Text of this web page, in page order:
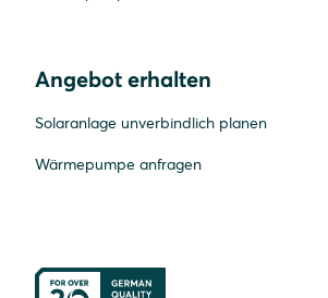
Angebot erhalten
Solaranlage unverbindlich planen
Wärmepumpe anfragen